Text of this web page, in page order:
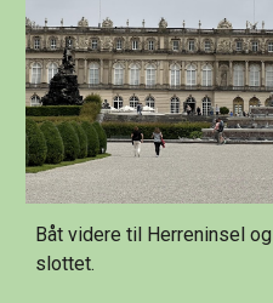
Båt videre til Herreninsel
slottet.